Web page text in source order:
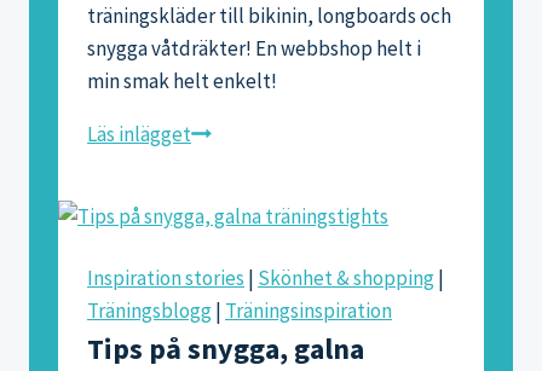
träningskläder till bikinin, longboards och
snygga våtdräkter! En webbshop helt i
min smak helt enkelt!
Läs inläggetTips
Inspiration stories | Skönhet & shopping|
Träningsblogg| Träningsinspiration
Tips på snygga, galna